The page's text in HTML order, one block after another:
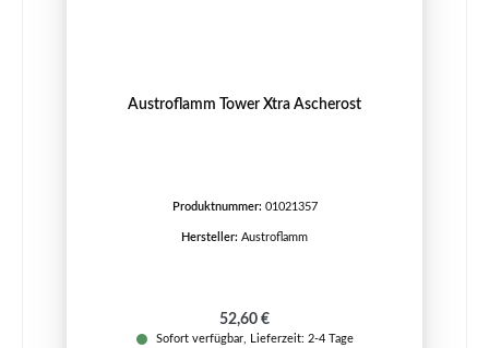
Austroflamm Tower Xtra Ascherost
Produktnummer: 01021357
Hersteller: Austroflamm
Regulärer Preis:
52,60 €
Sofort verfügbar, Lieferzeit: 2-4 Tage